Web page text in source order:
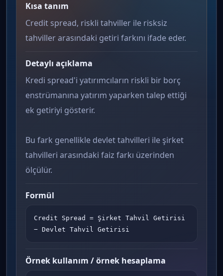
Kısa tanım
Credit spread, riskli tahviller ile risksiz
tahviller arasındaki getiri farkını ifade eder.
Detaylı açıklama
Kredi spread'i yatırımcıların riskli bir borç
enstrümanına yatırım yaparken talep ettiği
ek getiriyi gösterir.
Bu fark genellikle devlet tahvilleri ile şirket
tahvilleri arasındaki faiz farkı üzerinden
ölçülür.
Formül
Credit Spread = Şirket Tahvil Getirisi
− Devlet Tahvil Getirisi
Örnek kullanım / örnek hesaplama